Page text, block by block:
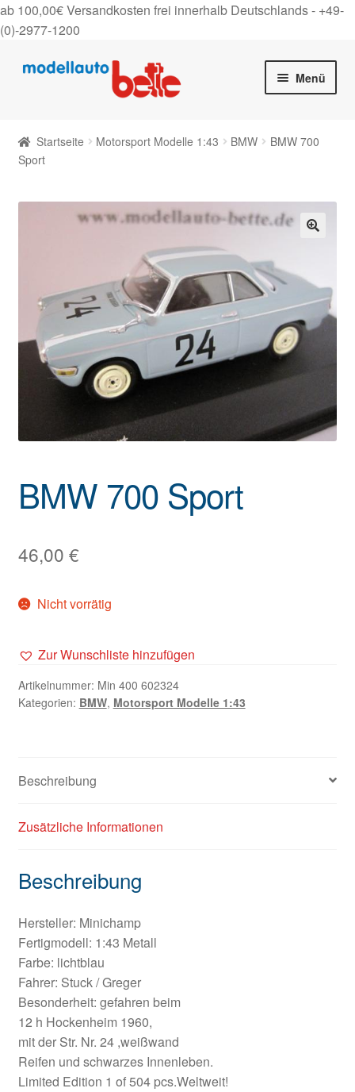
ab 100,00€ Versandkosten frei innerhalb Deutschlands - +49-
(0)-2977-1200
Zur
Zum
Menü
Shop
Gutscheine
Kontakt
Startseite Motorsport Modelle 1:43 BMW
BMW 700
Sport
BMW 700 Sport
46,00 €
Nicht vorrätig
Zur Wunschliste hinzufügen
Artikelnummer: Min 400 602324
Kategorien: BMW, Motorsport Modelle 1:43
Beschreibung
Zusätzliche Informationen
Beschreibung
Hersteller: Minichamp
Fertigmodell: 1:43 Metall
Farbe: lichtblau
Fahrer: Stuck / Greger
Besonderheit: gefahren beim
12 h Hockenheim 1960,
mit der Str. Nr. 24 ,weißwand
Reifen und schwarzes Innenleben.
Limited Edition 1 of 504 pcs.Weltweit!